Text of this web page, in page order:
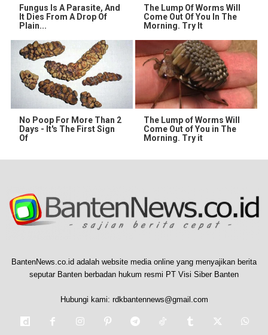
Fungus Is A Parasite, And
It Dies From A Drop Of
Plain...
The Lump Of Worms Will
Come Out Of You In The
Morning. Try It
No Poop For More Than 2
Days - It's The First Sign
Of
The Lump of Worms Will
Come Out of You in The
Morning. Try it
BantenNews.co.id adalah website media online yang menyajikan berita
seputar Banten berbadan hukum resmi PT Visi Siber Banten
Hubungi kami: rdkbantennews@gmail.com